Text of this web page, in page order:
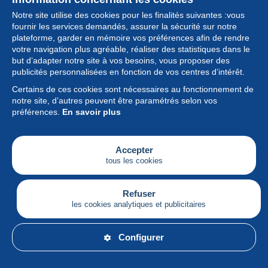
Notre site utilise des cookies pour les finalités suivantes :vous
fournir les services demandés, assurer la sécurité sur notre
plateforme, garder en mémoire vos préférences afin de rendre
votre navigation plus agréable, réaliser des statistiques dans le
but d’adapter notre site à vos besoins, vous proposer des
publicités personnalisées en fonction de vos centres d’intérêt.
Certains de ces cookies sont nécessaires au fonctionnement de
notre site, d’autres peuvent être paramétrés selon vos
préférences. En savoir plus
Accepter
tous les cookies
Refuser
les cookies analytiques et publicitaires
Configurer
Collection
Actualités
Fonctionnalités
Société
Services
Articles
Français